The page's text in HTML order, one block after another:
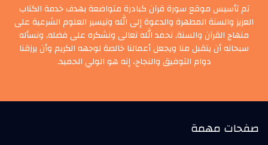
تم تأسيس موقع سورة قرآن كبادرة متواضعة بهدف خدمة الكتاب
العزيز والسنة المطهرة والدعوة إلى الله وتيسير العلوم الشرعية على
منهاج القرآن والسنة, نحمد الله تعالى ونشكره على فضله, ونسأله
سبحانه أن يتقبل منا ويجعل أعمالنا خالصة لوجهه الكريم وأن يرزقنا
دوام التوفيق والنجاح، إنه هو الولي الحميد.
صفحات مهمة